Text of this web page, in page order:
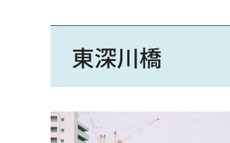
東深川橋